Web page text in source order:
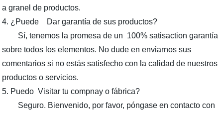
a granel de productos.
4. ¿Puede Dar garantía de sus productos?
Sí, tenemos la promesa de un 100% satisaction garantía
sobre todos los elementos. No dude en enviarnos sus
comentarios si no estás satisfecho con la calidad de nuestros
productos o servicios.
5. Puedo Visitar tu compnay o fábrica?
Seguro. Bienvenido, por favor, póngase en contacto con